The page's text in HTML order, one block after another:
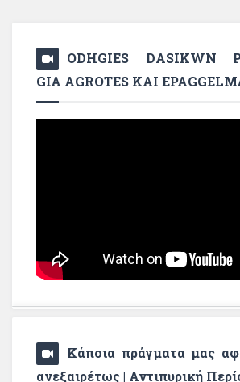
ODHGIES DASIKWN
GIA AGROTES KAI
Κάποια πράγματα μας
ανεξαιρέτως | Αντιπυρική